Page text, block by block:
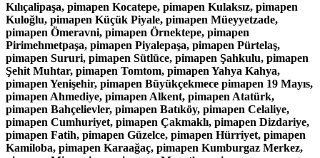
Kılıçalipaşa, pimapen Kocatepe, pimapen Kulaksız, pimapen
Kuloğlu, pimapen Küçük Piyale, pimapen Müeyyetzade,
pimapen Ömeravni, pimapen Örnektepe, pimapen
Pirimehmetpaşa, pimapen Piyalepaşa, pimapen Pürtelaş,
pimapen Sururi, pimapen Sütlüce, pimapen Şahkulu, pimapen
Şehit Muhtar, pimapen Tomtom, pimapen Yahya Kahya,
pimapen Yenişehir, pimapen Büyükçekmece pimapen 19 Mayıs,
pimapen Ahmediye, pimapen Alkent, pimapen Atatürk,
pimapen Bahçelievler, pimapen Batıköy, pimapen Celaliye,
pimapen Cumhuriyet, pimapen Çakmaklı, pimapen Dizdariye,
pimapen Fatih, pimapen Güzelce, pimapen Hürriyet, pimapen
Kamiloba, pimapen Karaağaç, pimapen Kumburgaz Merkez,